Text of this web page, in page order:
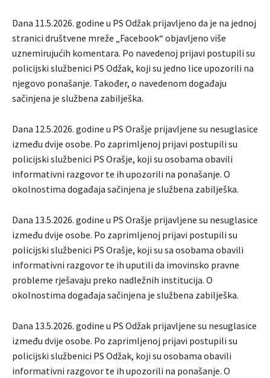
Dana 11.5.2026. godine u PS Odžak prijavljeno da je na jednoj
stranici društvene mreže „Facebook“ objavljeno više
uznemirujućih komentara. Po navedenoj prijavi postupili su
policijski službenici PS Odžak, koji su jedno lice upozorili na
njegovo ponašanje. Također, o navedenom događaju
sačinjena je službena zabilješka.
Dana 12.5.2026. godine u PS Orašje prijavljene su nesuglasice
između dvije osobe. Po zaprimljenoj prijavi postupili su
policijski službenici PS Orašje, koji su osobama obavili
informativni razgovor te ih upozorili na ponašanje. O
okolnostima događaja sačinjena je službena zabilješka.
Dana 13.5.2026. godine u PS Orašje prijavljene su nesuglasice
između dvije osobe. Po zaprimljenoj prijavi postupili su
policijski službenici PS Orašje, koji su sa osobama obavili
informativni razgovor te ih uputili da imovinsko pravne
probleme rješavaju preko nadležnih institucija. O
okolnostima događaja sačinjena je službena zabilješka.
Dana 13.5.2026. godine u PS Odžak prijavljene su nesuglasice
između dvije osobe. Po zaprimljenoj prijavi postupili su
policijski službenici PS Odžak, koji su osobama obavili
informativni razgovor te ih upozorili na ponašanje. O